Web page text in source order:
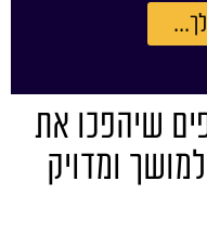
שיהפכו את
הפרסום שלכם ב-2021 למושך ומדויק